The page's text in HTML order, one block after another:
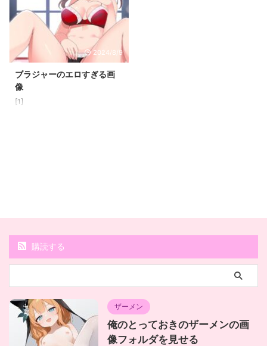
2024/8/9
ブラジャーのエロすぎる画
像
[1]
購読する
ザーメン
俺のとっておきのザーメンの画
像フォルダを見せる